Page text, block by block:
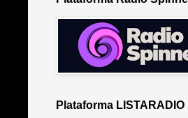
Plataforma LISTARADIO